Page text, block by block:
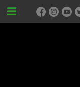
PORTAIS